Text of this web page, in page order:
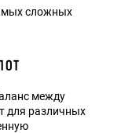
сложных
между
для различных